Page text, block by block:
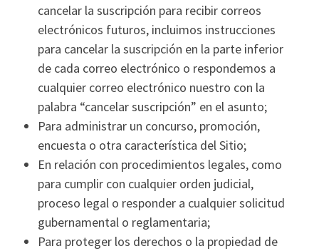
cancelar la suscripción para recibir correos
electrónicos futuros, incluimos instrucciones
para cancelar la suscripción en la parte inferior
de cada correo electrónico o respondemos a
cualquier correo electrónico nuestro con la
palabra “cancelar suscripción” en el asunto;
Para administrar un concurso, promoción,
encuesta o otra característica del Sitio;
En relación con procedimientos legales, como
para cumplir con cualquier orden judicial,
proceso legal o responder a cualquier solicitud
gubernamental o reglamentaria;
Para proteger los derechos o la propiedad de